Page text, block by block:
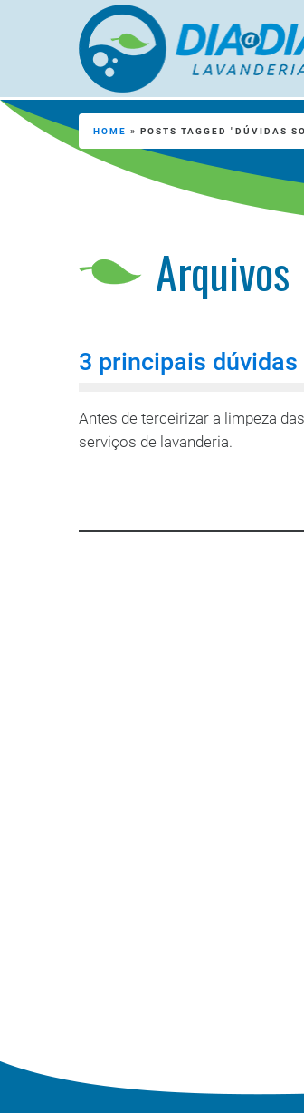
Arquivos
HOME » POSTS TAGGED "DÚVIDAS
3 principais
Antes de terceirizar a limpeza
serviços de lavanderia.